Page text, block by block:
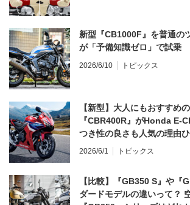
新型『CB1000F』を普通の
が「予備知識ゼロ」で試乗
2026/6/10 トピックス
【新型】大人にもおすすめ
『CBR400R』がHonda E-
つき性の良さも人気の理由
2026/6/1 トピックス
【比較】『GB350 S』や『
ダードモデルの違いって？